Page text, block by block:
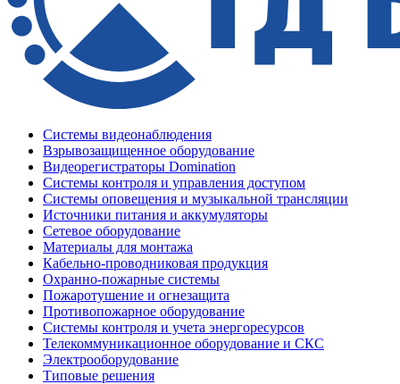
Системы видеонаблюдения
Взрывозащищенное оборудование
Видеорегистраторы Domination
Системы контроля и управления доступом
Системы оповещения и музыкальной трансляции
Источники питания и аккумуляторы
Сетевое оборудование
Материалы для монтажа
Кабельно-проводниковая продукция
Охранно-пожарные системы
Пожаротушение и огнезащита
Противопожарное оборудование
Системы контроля и учета энергоресурсов
Телекоммуникационное оборудование и СКС
Электрооборудование
Типовые решения